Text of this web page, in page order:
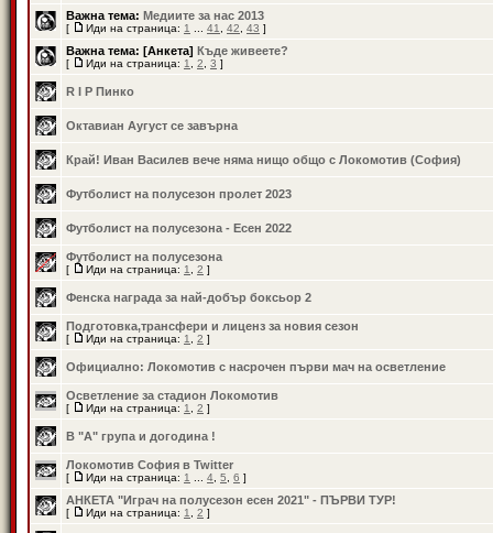
Важна тема: Медиите за нас 2013
[ Иди на страница: 1 41 42 43 ]
Важна тема: [Анкета] Къде живеете?
[ Иди на страница: 1 2 3 ]
R I P Пинко
Октавиан Аугуст се завърна
Край! Иван Василев вече няма нищо общо с Локомотив (София)
Футболист на полусезон пролет 2023
Футболист на полусезона - Есен 2022
Футболист на полусезона
[ Иди на страница: 1 2 ]
Фенска награда за най-добър боксьор 2
Подготовка,трансфери и лиценз за новия сезон
[ Иди на страница: 1 2 ]
Официално: Локомотив с насрочен първи мач на осветление
Осветление за стадион Локомотив
[ Иди на страница: 1 2 ]
В "А" група и догодина !
Локомотив София в Twitter
[ Иди на страница: 1 4 5 6 ]
АНКЕТА "Играч на полусезон есен 2021" - ПЪРВИ ТУР!
[ Иди на страница: 1 2 ]